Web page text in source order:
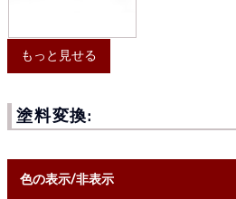
もっと見せる
塗料変換:
色の表示/非表示